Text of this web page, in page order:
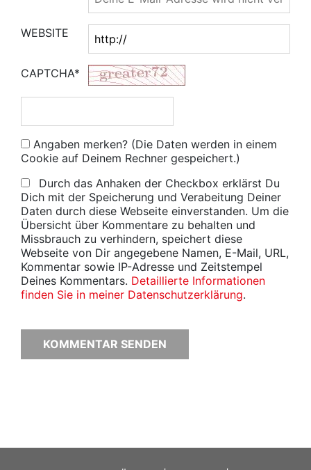
WEBSITE
CAPTCHA*
Angaben merken? (Die Daten werden in einem
Cookie auf Deinem Rechner gespeichert.)
Durch das Anhaken der Checkbox erklärst Du
Dich mit der Speicherung und Verabeitung Deiner
Daten durch diese Webseite einverstanden. Um die
Übersicht über Kommentare zu behalten und
Missbrauch zu verhindern, speichert diese
Webseite von Dir angegebene Namen, E-Mail, URL,
Kommentar sowie IP-Adresse und Zeitstempel
Deines Kommentars. Detaillierte Informationen
finden Sie in meiner Datenschutzerklärung.